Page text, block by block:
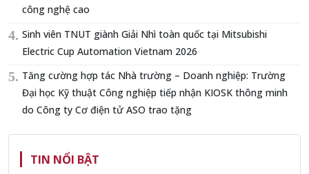
công nghệ cao
Sinh viên TNUT giành Giải Nhì toàn quốc tại Mitsubishi
Electric Cup Automation Vietnam 2026
Tăng cường hợp tác Nhà trường – Doanh nghiệp: Trường
Đại học Kỹ thuật Công nghiệp tiếp nhận KIOSK thông minh
do Công ty Cơ điện tử ASO trao tặng
TIN NỔI BẬT